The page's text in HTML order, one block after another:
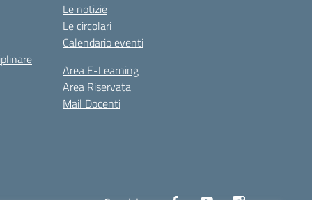
Le notizie
Le circolari
Calendario eventi
Area E-Learning
Area Riservata
Mail Docenti